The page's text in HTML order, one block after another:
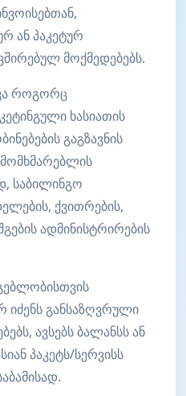
ან პაკეტურ
მოქმედებებს.
როგორც
ხასიათის
გაგზავნის
საბილინგო
ქვითრების,
ადმინისტრირების
იძენს განსაზღვრული
ავსებს ბალანსს ან
პაკეტს/სერვისს